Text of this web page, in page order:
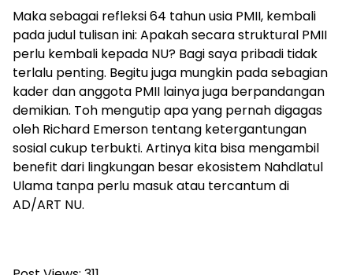
Maka sebagai refleksi 64 tahun usia PMII, kembali
pada judul tulisan ini: Apakah secara struktural PMII
perlu kembali kepada NU? Bagi saya pribadi tidak
terlalu penting. Begitu juga mungkin pada sebagian
kader dan anggota PMII lainya juga berpandangan
demikian. Toh mengutip apa yang pernah digagas
oleh Richard Emerson tentang ketergantungan
sosial cukup terbukti. Artinya kita bisa mengambil
benefit dari lingkungan besar ekosistem Nahdlatul
Ulama tanpa perlu masuk atau tercantum di
AD/ART NU.